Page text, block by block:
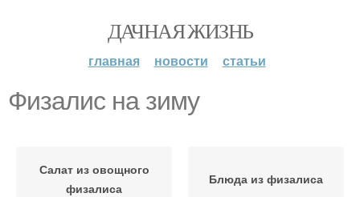
ДАЧНАЯ ЖИЗНЬ
главная новости статьи
Физалис на зиму
Салат из овощного
физалиса
Блюда из физалиса